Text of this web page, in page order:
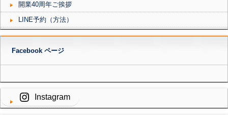
開業40周年ご挨拶
LINE予約（方法）
Facebook ページ
Instagram